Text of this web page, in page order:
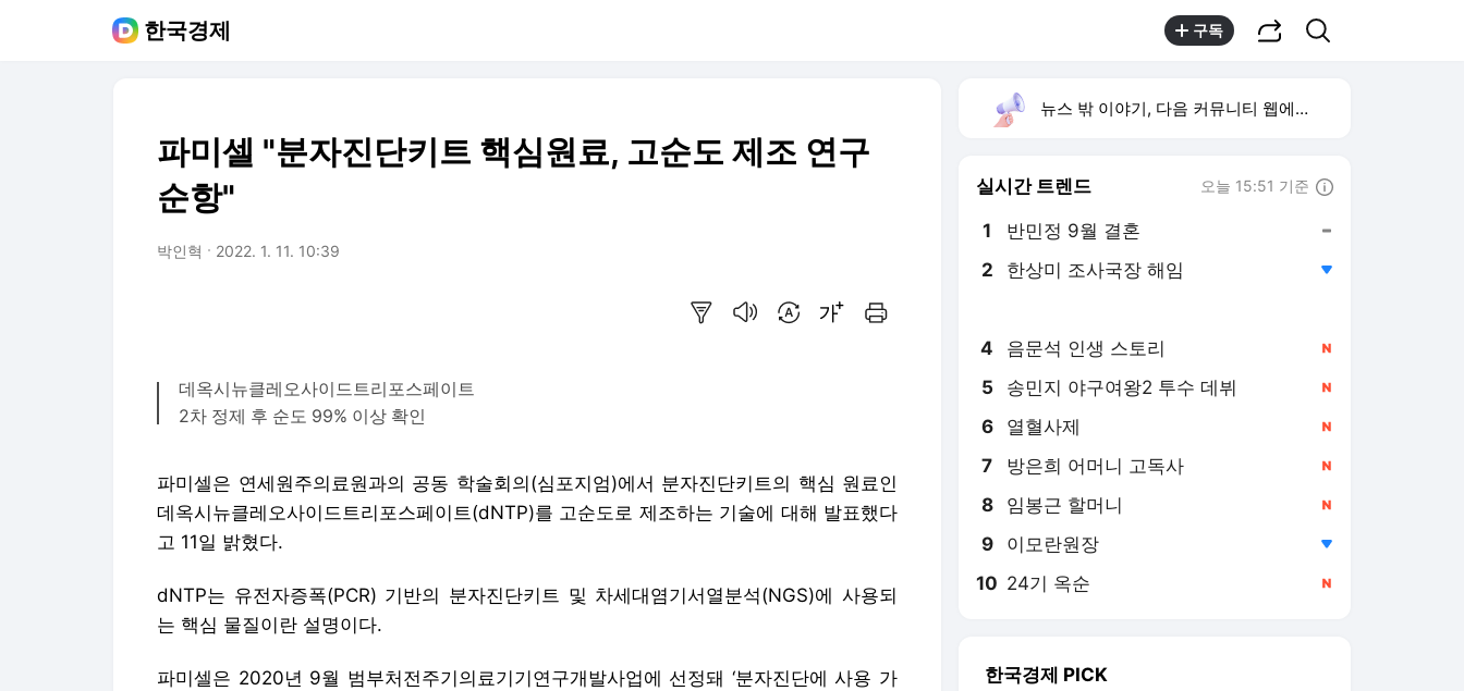
한국경제 구독
파미셀 "분자진단키트 핵심원료, 고순도 제조 연구
순항"
박인혁 2022. 1. 11. 10:39
데옥시뉴클레오사이드트리포스페이트
2차 정제 후 순도 99% 이상 확인
파미셀은 연세원주의료원과의 공동 학술회의(심포지엄)에서 분자진단키트의 핵심 원료인
데옥시뉴클레오사이드트리포스페이트(dNTP)를 고순도로 제조하는 기술에 대해 발표했다
고 11일 밝혔다.
dNTP는 유전자증폭(PCR) 기반의 분자진단키트 및 차세대염기서열분석(NGS)에 사용되
는 핵심 물질이란 설명이다.
파미셀은 2020년 9월 범부처전주기의료기기연구개발사업에 선정돼 ‘분자진단에 사용 가
뉴스 밖 이야기, 다음 커뮤니티 웹에서 보기
실시간 트렌드 오늘 15:51 기준
1 반민정 9월 결혼
2 한상미 조사국장 해임
4 음문석 인생 스토리
5 송민지 야구여왕2 투수 데뷔
6 열혈사제
7 방은희 어머니 고독사
8 임봉근 할머니
9 이모란원장
10 24기 옥순
한국경제 PICK